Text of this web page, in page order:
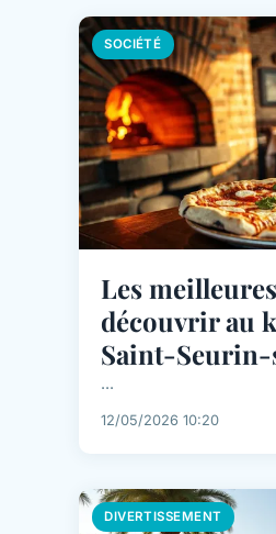
SOCIÉTÉ
Les
découvrir au
Saint-
...
12/05/2026 10:20
DIVERTISSEMENT